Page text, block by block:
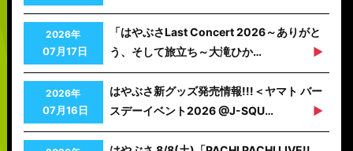
2026年
07月17日
「はやぶさLast Concert 2026～ありがと
う、そして旅立ち～大滝ひか…
2026年
07月16日
はやぶさ新グッズ発売情報!!!＜ヤマト バー
スデーイベント2026 @J-SQU…